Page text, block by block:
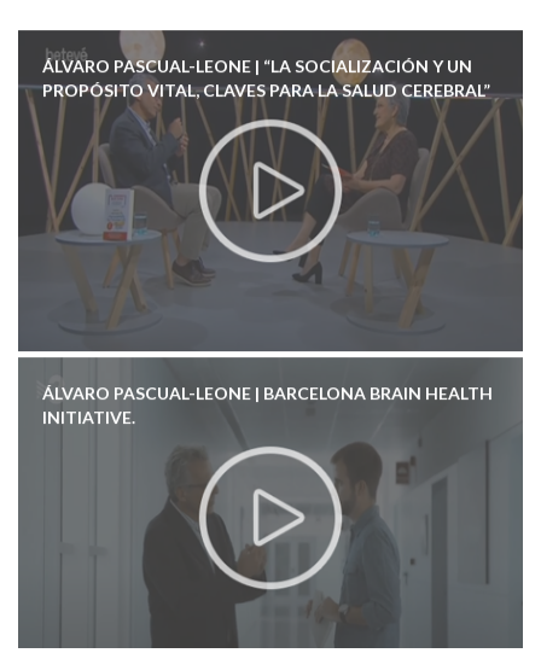
ÁLVARO PASCUAL-LEONE | “LA SOCIALIZACIÓN Y UN
PROPÓSITO VITAL, CLAVES PARA LA SALUD CEREBRAL”
ÁLVARO PASCUAL-LEONE | BARCELONA BRAIN HEALTH
INITIATIVE.